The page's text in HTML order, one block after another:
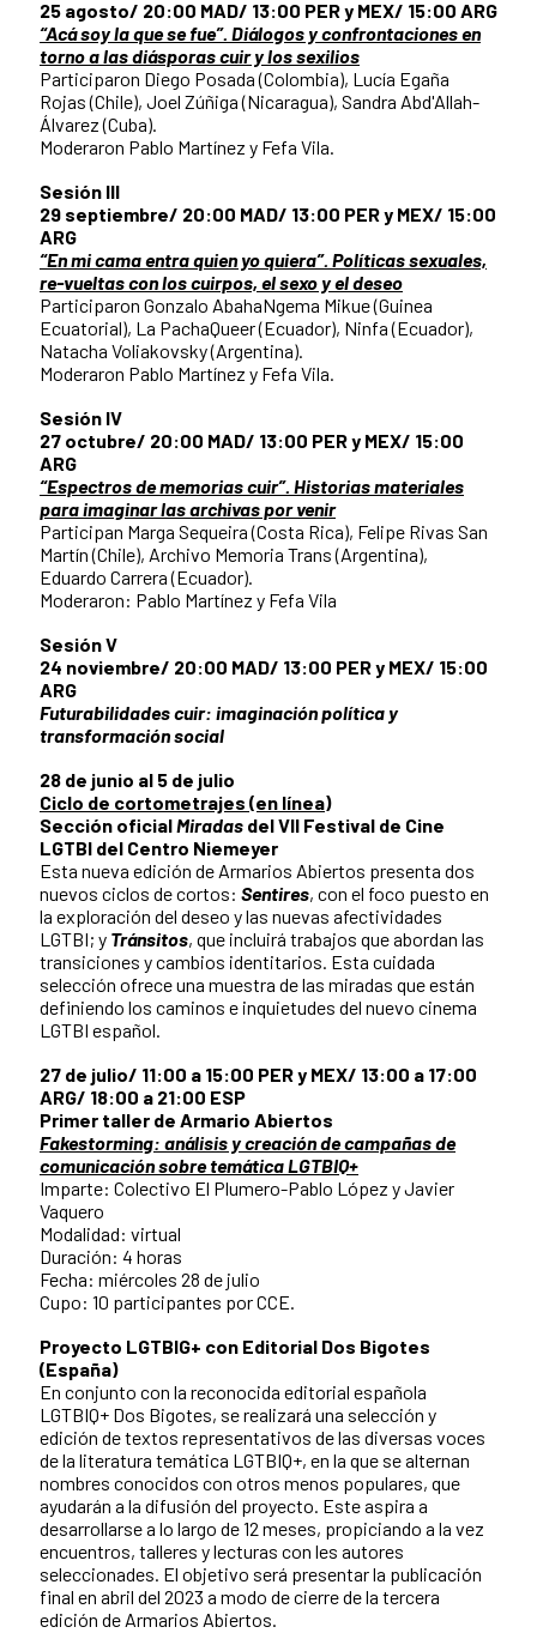
25 agosto/ 20:00 MAD/ 13:00 PER y MEX/ 15:00 ARG
“Acá soy la que se fue”. Diálogos y confrontaciones en
torno a las diásporas cuir y los sexilios
Participaron Diego Posada (Colombia), Lucía Egaña
Rojas (Chile), Joel Zúñiga (Nicaragua), Sandra Abd'Allah-
Álvarez (Cuba).
Moderaron Pablo Martínez y Fefa Vila.
Sesión III
29 septiembre/ 20:00 MAD/ 13:00 PER y MEX/ 15:00
ARG
“En mi cama entra quien yo quiera”. Políticas sexuales,
re-vueltas con los cuirpos, el sexo y el deseo
Participaron Gonzalo AbahaNgema Mikue (Guinea
Ecuatorial), La PachaQueer (Ecuador), Ninfa (Ecuador),
Natacha Voliakovsky (Argentina).
Moderaron Pablo Martínez y Fefa Vila.
Sesión IV
27 octubre/ 20:00 MAD/ 13:00 PER y MEX/ 15:00
ARG
“Espectros de memorias cuir”. Historias materiales
para imaginar las archivas por venir
Participan Marga Sequeira (Costa Rica), Felipe Rivas San
Martín (Chile), Archivo Memoria Trans (Argentina),
Eduardo Carrera (Ecuador).
Moderaron: Pablo Martínez y Fefa Vila
Sesión V
24 noviembre/ 20:00 MAD/ 13:00 PER y MEX/ 15:00
ARG
Futurabilidades cuir: imaginación política y
transformación social
28 de junio al 5 de julio
Ciclo de cortometrajes (en línea)
Sección oficialMiradas del VII Festival de Cine
LGTBI del Centro Niemeyer
Esta nueva edición de Armarios Abiertos presenta dos
nuevos ciclos de cortos: Sentires, con el foco puesto en
la exploración del deseo y las nuevas afectividades
LGTBI; y Tránsitos, que incluirá trabajos que abordan las
transiciones y cambios identitarios. Esta cuidada
selección ofrece una muestra de las miradas que están
definiendo los caminos e inquietudes del nuevo cinema
LGTBI español.
27 de julio/ 11:00 a 15:00 PER y MEX/ 13:00 a 17:00
ARG/ 18:00 a 21:00 ESP
Primer taller de Armario Abiertos
Fakestorming: análisis y creación de campañas de
comunicación sobre temática LGTBIQ+
Imparte: Colectivo El Plumero-Pablo López y Javier
Vaquero
Modalidad: virtual
Duración: 4 horas
Fecha: miércoles 28 de julio
Cupo: 10 participantes por CCE.
Proyecto LGTBIG+ con Editorial Dos Bigotes
(España)
En conjunto con la reconocida editorial española
LGTBIQ+ Dos Bigotes, se realizará una selección y
edición de textos representativos de las diversas voces
de la literatura temática LGTBIQ+, en la que se alternan
nombres conocidos con otros menos populares, que
ayudarán a la difusión del proyecto. Este aspira a
desarrollarse a lo largo de 12 meses, propiciando a la vez
encuentros, talleres y lecturas con les autores
seleccionades. El objetivo será presentar la publicación
final en abril del 2023 a modo de cierre de la tercera
edición de Armarios Abiertos.